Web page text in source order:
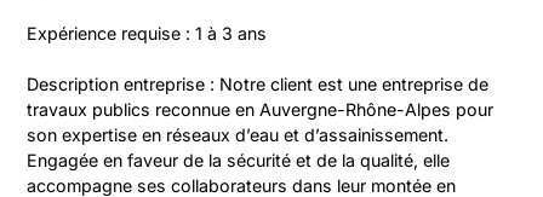
Expérience requise : 1 à 3 ans
Description entreprise : Notre client est une entreprise de
travaux publics reconnue en Auvergne-Rhône-Alpes pour
son expertise en réseaux d’eau et d’assainissement.
Engagée en faveur de la sécurité et de la qualité, elle
accompagne ses collaborateurs dans leur montée en